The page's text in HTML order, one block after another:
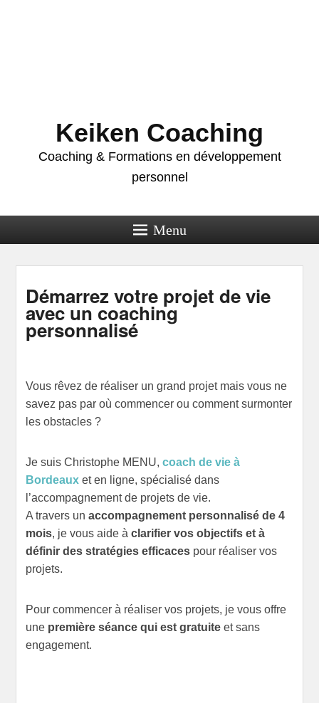
Keiken Coaching
Coaching & Formations en développement
personnel
Menu
Démarrez votre projet de vie
avec un coaching
personnalisé
Vous rêvez de réaliser un grand projet mais vous ne
savez pas par où commencer ou comment surmonter
les obstacles ?
Je suis Christophe MENU, coach de vie à
Bordeauxet en ligne, spécialisé dans
l’accompagnement de projets de vie.
A travers un accompagnement personnalisé de 4
mois, je vous aide à clarifier vos objectifs et à
définir des stratégies efficacespour réaliser vos
projets.
Pour commencer à réaliser vos projets, je vous offre
unepremière séance qui est gratuiteet sans
engagement.